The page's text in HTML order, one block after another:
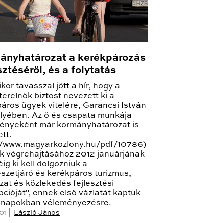
a kerékpározás
és a folytatás
tavasszal jött a hír, hogy a
biztost nevezett ki a
ügyek vitelére, Garancsi István
Az ő és csapata munkája
már kormányhatározat is
pdf/10786)
végrehajtásához 2012 januárjának
ki kell dolgozniuk a
és kerékpáros turizmus,
és közlekedés fejlesztési
ennek első vázlatát kaptuk
véleményezésre.
| László János